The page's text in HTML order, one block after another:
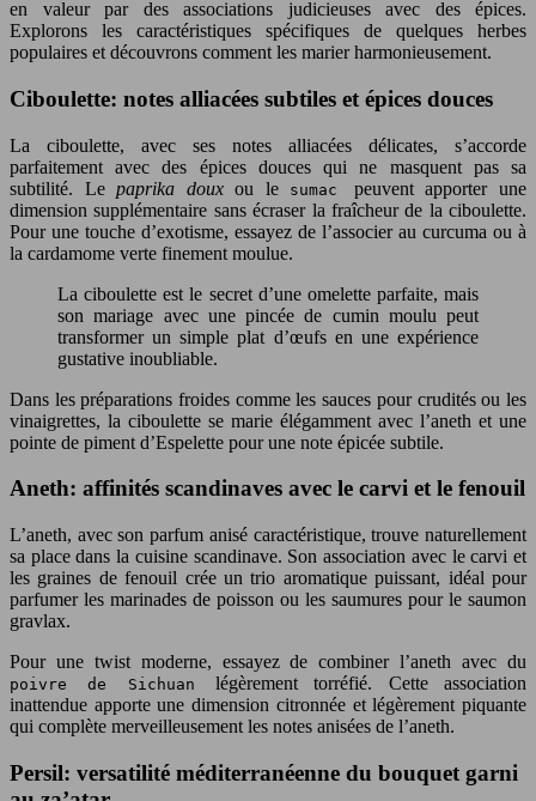
en valeur par des associations judicieuses avec des épices.
Explorons les caractéristiques spécifiques de quelques herbes
populaires et découvrons comment les marier harmonieusement.
Ciboulette: notes alliacées subtiles et épices douces
La ciboulette, avec ses notes alliacées délicates, s’accorde
parfaitement avec des épices douces qui ne masquent pas sa
subtilité. Lepaprika douxou le sumac peuvent apporter une
dimension supplémentaire sans écraser la fraîcheur de la ciboulette.
Pour une touche d’exotisme, essayez de l’associer au curcuma ou à
la cardamome verte finement moulue.
La ciboulette est le secret d’une omelette parfaite, mais
son mariage avec une pincée de cumin moulu peut
transformer un simple plat d’œufs en une expérience
gustative inoubliable.
Dans les préparations froides comme les sauces pour crudités ou les
vinaigrettes, la ciboulette se marie élégamment avec l’aneth et une
pointe de piment d’Espelette pour une note épicée subtile.
Aneth: affinités scandinaves avec le carvi et le fenouil
L’aneth, avec son parfum anisé caractéristique, trouve naturellement
sa place dans la cuisine scandinave. Son association avec le carvi et
les graines de fenouil crée un trio aromatique puissant, idéal pour
parfumer les marinades de poisson ou les saumures pour le saumon
gravlax.
Pour une twist moderne, essayez de combiner l’aneth avec du
poivre de Sichuan légèrement torréfié. Cette association
inattendue apporte une dimension citronnée et légèrement piquante
qui complète merveilleusement les notes anisées de l’aneth.
Persil: versatilité méditerranéenne du bouquet garni